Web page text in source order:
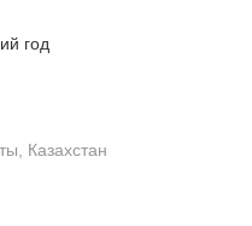
год
Казахстан